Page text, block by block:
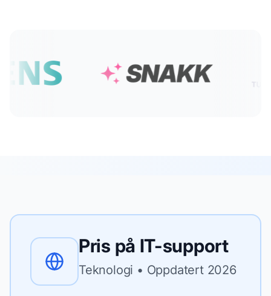
Pris på IT-support
Teknologi • Oppdatert 2026